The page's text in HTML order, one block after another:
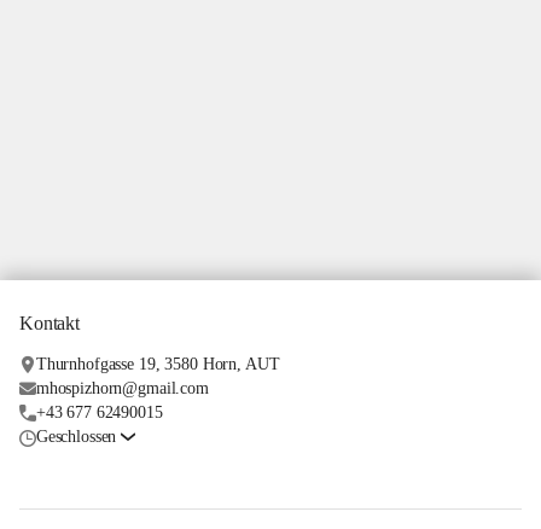
Kontakt
Thurnhofgasse 19, 3580 Horn, AUT
mhospizhorn@gmail.com
+43 677 62490015
Geschlossen